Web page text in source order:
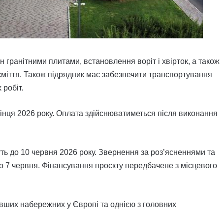
гранітними плитами, встановлення воріт і хвірток, а також
Також підрядник має забезпечити транспортування
2026 року. Оплата здійснюватиметься після виконання
до 10 червня 2026 року. Звернення за роз’ясненнями та
червня. Фінансування проєкту передбачене з місцевого
набережних у Європі та однією з головних